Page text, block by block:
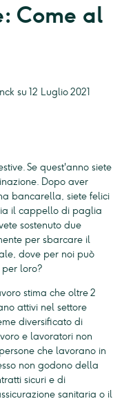
Come al
su 12 Luglio 2021
Se quest'anno siete
Dopo aver
bancarella, siete felici
il cappello di paglia
sostenuto due
per sbarcare il
dove per noi può
loro?
stima che oltre 2
attivi nel settore
diversificato di
e lavoratori non
che lavorano in
non godono della
sicuri e di
sanitaria o il